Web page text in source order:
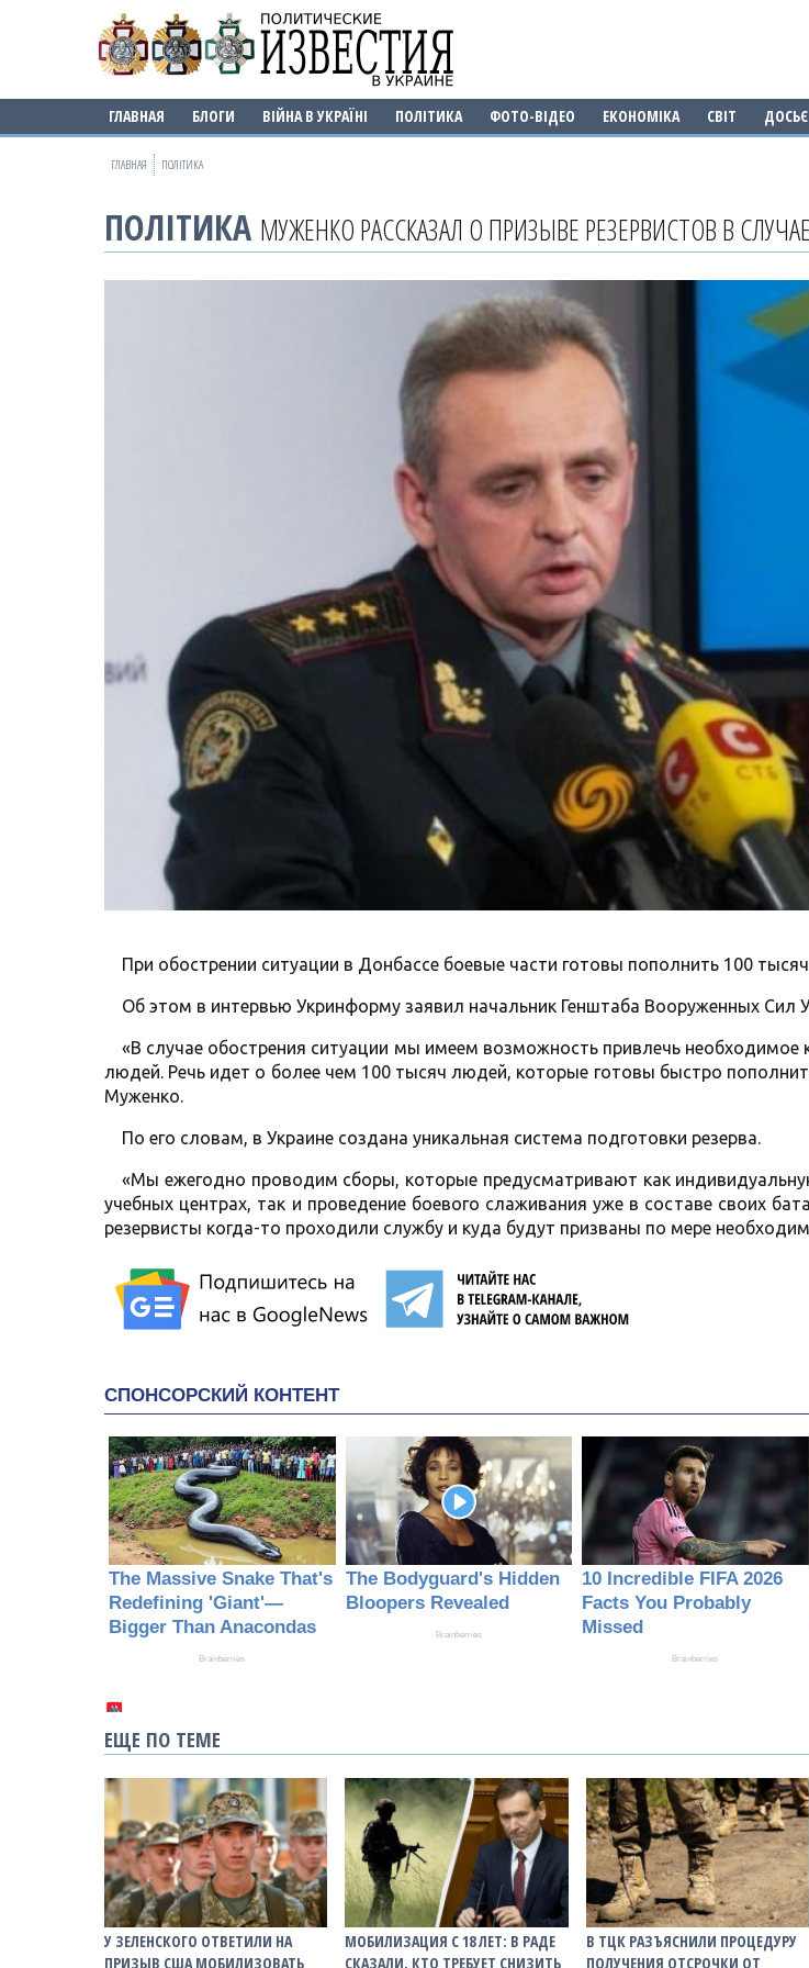
ГЛАВНАЯ БЛОГИ ВІЙНА В УКРАЇНІ ПОЛІТИКА ФОТО-ВІДЕО ЕКОНОМІКА СВІТ ДОСЬЄ
ГЛАВНАЯ ПОЛІТИКА
ПОЛІТИКА МУЖЕНКО РАССКАЗАЛ О ПРИЗЫВЕ РЕЗЕРВИСТОВ В
При обострении ситуации в Донбассе боевые части готовы пополнить 100
Об этом в интервью Укринформу заявил начальник Генштаба Вооруженных Сил
«В случае обострения ситуации мы имеем возможность привлечь необходимое
людей. Речь идет о более чем 100 тысяч людей, которые готовы быстро
Муженко.
По его словам, в Украине создана уникальная система подготовки резерва.
«Мы ежегодно проводим сборы, которые предусматривают как
учебных центрах, так и проведение боевого слаживания уже в составе своих
резервисты когда-то проходили службу и куда будут призваны по мере
ЕЩЕ ПО ТЕМЕ
У ЗЕЛЕНСКОГО ОТВЕТИЛИ НА
ПРИЗЫВ США МОБИЛИЗОВАТЬ
МОБИЛИЗАЦИЯ С 18 ЛЕТ: В РАДЕ
СКАЗАЛИ, КТО ТРЕБУЕТ СНИЗИТЬ
В ТЦК РАЗЪЯСНИЛИ ПРОЦЕДУРУ
ПОЛУЧЕНИЯ ОТСРОЧКИ ОТ